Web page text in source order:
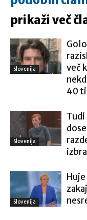
prikaži več
Slovenija
več
40
Slovenija
Tudi
Slovenija